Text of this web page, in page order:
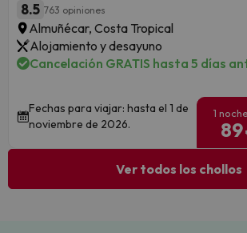
8.5 763 opiniones
Almuñécar, Costa Tropical
Alojamiento y desayuno
Cancelación GRATIS hasta 5 días
Fechas para viajar: hasta el 1 de
noviembre de 2026.
1
89
Ver todos los chollos